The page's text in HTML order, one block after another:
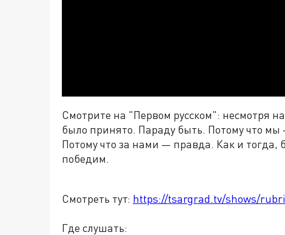
Смотрите на "Первом русском": несмотря
было принято. Параду быть. Потому что мы
Потому что за нами — правда. Как и тогда,
победим.
Смотреть тут: https://tsargrad.tv/shows/
Где слушать: